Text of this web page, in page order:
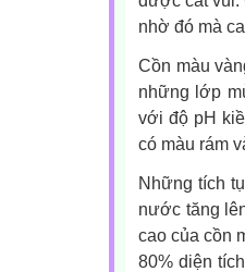
nhờ đó mà
Cồn màu
những lớp
với độ pH
có màu rám
Những tích
nước tăng
cao của cồn
80% diện